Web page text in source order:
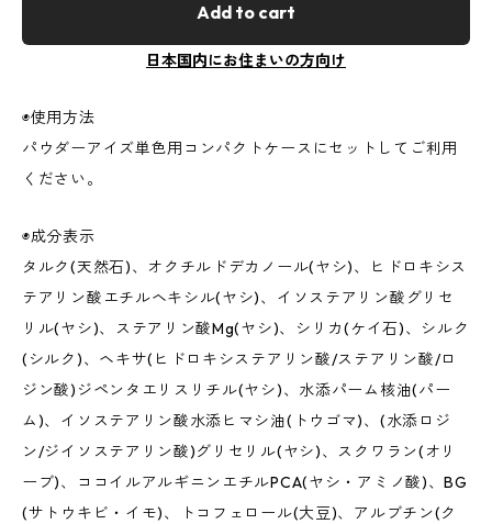
Add to cart
日本国内にお住まいの方向け
◉使用方法
パウダーアイズ単色用コンパクトケースにセットしてご利用
ください。
◉成分表示
タルク(天然石)、オクチルドデカノール(ヤシ)、ヒドロキシス
テアリン酸エチルヘキシル(ヤシ)、イソステアリン酸グリセ
リル(ヤシ)、ステアリン酸Mg(ヤシ)、シリカ(ケイ石)、シルク
(シルク)、ヘキサ(ヒドロキシステアリン酸/ステアリン酸/ロ
ジン酸)ジペンタエリスリチル(ヤシ)、水添パーム核油(パー
ム)、イソステアリン酸水添ヒマシ油(トウゴマ)、(水添ロジ
ン/ジイソステアリン酸)グリセリル(ヤシ)、スクワラン(オリ
ーブ)、ココイルアルギニンエチルPCA(ヤシ・アミノ酸)、BG
(サトウキビ・イモ)、トコフェロール(大豆)、アルブチン(ク